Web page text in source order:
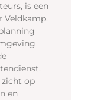
is een
Veldkamp.
op
en